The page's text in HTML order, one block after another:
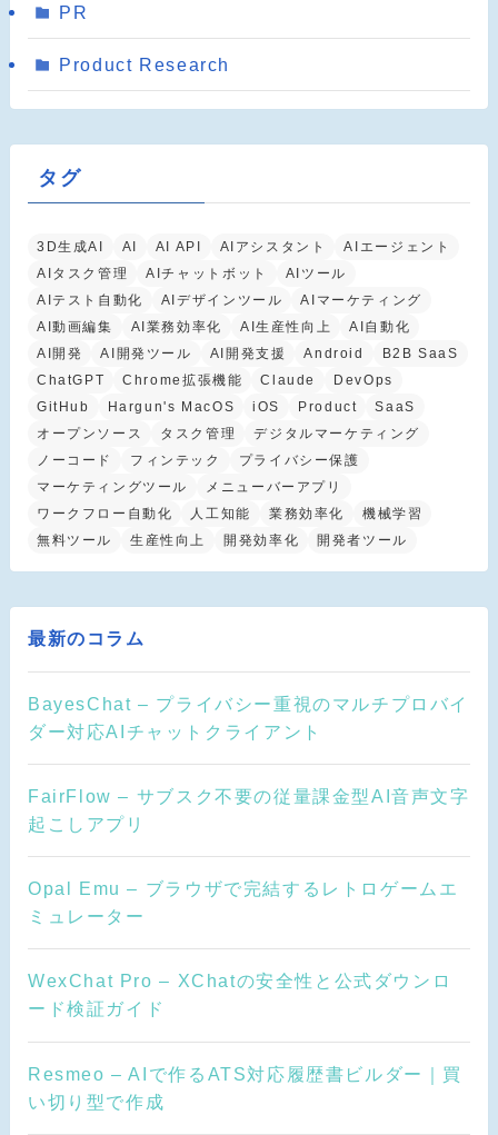
PR
Product Research
タグ
3D生成AI AI AI API AIアシスタント
AIエージェント
AIタスク管理
AIチャットボット
AIツール
AIテスト自動化
AIデザインツール
AIマーケティング
AI動画編集
AI業務効率化 AI生産性向上
AI自動化
AI開発
AI開発ツール AI開発支援 Android
B2B SaaS
ChatGPT
Chrome拡張機能 Claude
DevOps
GitHub
Hargun's MacOS iOS Product
SaaS
オープンソース
タスク管理
デジタルマーケティング
ノーコード
フィンテック
プライバシー保護
マーケティングツール
メニューバーアプリ
ワークフロー自動化
人工知能 業務効率化
機械学習
無料ツール
生産性向上 開発効率化 開発者ツール
最新のコラム
BayesChat – プライバシー重視のマルチプロバイ
ダー対応AIチャットクライアント
FairFlow – サブスク不要の従量課金型AI音声文字
起こしアプリ
Opal Emu – ブラウザで完結するレトロゲームエ
ミュレーター
WexChat Pro – XChatの安全性と公式ダウンロ
ード検証ガイド
Resmeo – AIで作るATS対応履歴書ビルダー｜買
い切り型で作成